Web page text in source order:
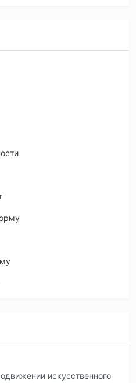
искусственного